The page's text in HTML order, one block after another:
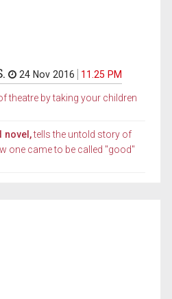
24 Nov 2016 11.25 PM
theatre by taking your children
novel,tells the untold story of
one came to be called "good"